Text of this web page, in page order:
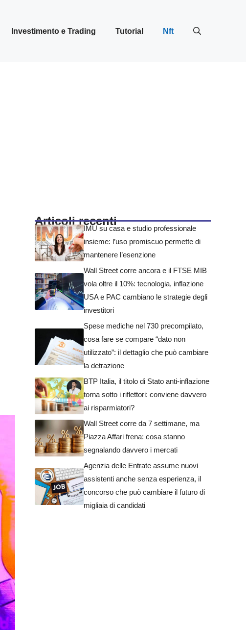
Investimento e Trading Tutorial Nft
Articoli recenti
IMU su casa e studio professionale
insieme: l’uso promiscuo permette di
mantenere l’esenzione
Wall Street corre ancora e il FTSE MIB
vola oltre il 10%: tecnologia, inflazione
USA e PAC cambiano le strategie degli
investitori
Spese mediche nel 730 precompilato,
cosa fare se compare “dato non
utilizzato”: il dettaglio che può cambiare
la detrazione
BTP Italia, il titolo di Stato anti-inflazione
torna sotto i riflettori: conviene davvero
ai risparmiatori?
Wall Street corre da 7 settimane, ma
Piazza Affari frena: cosa stanno
segnalando davvero i mercati
Agenzia delle Entrate assume nuovi
assistenti anche senza esperienza, il
concorso che può cambiare il futuro di
migliaia di candidati